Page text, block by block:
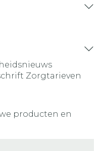
Zorgtarieven
producten en